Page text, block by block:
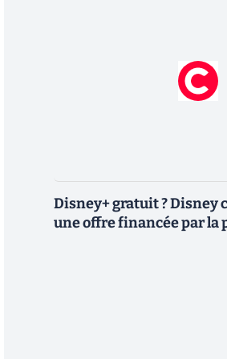
Disney+ gratuit ?
une offre financée par la